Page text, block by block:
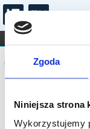
Zgoda
Niniejsza strona
Wykorzystujemy
FILHARMONIA
DLA DZIECI
Sprzedaż
została